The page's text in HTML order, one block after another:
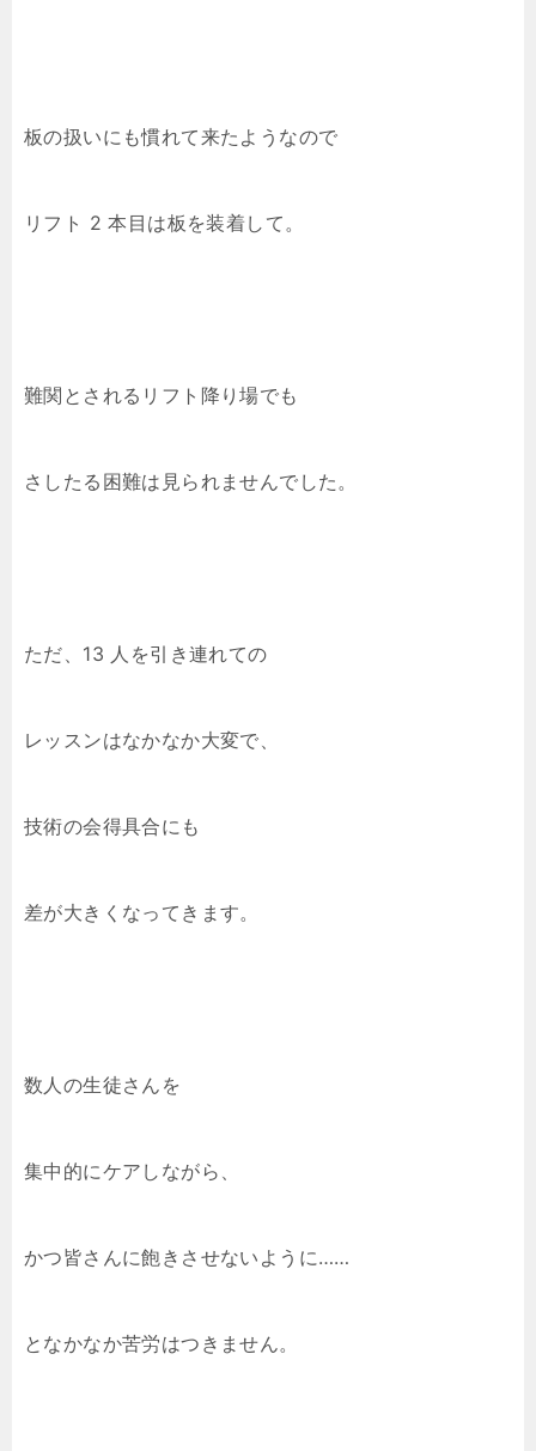
板の扱いにも慣れて来たようなので
リフト 2 本目は板を装着して。
難関とされるリフト降り場でも
さしたる困難は見られませんでした。
ただ、13 人を引き連れての
レッスンはなかなか大変で、
技術の会得具合にも
差が大きくなってきます。
数人の生徒さんを
集中的にケアしながら、
かつ皆さんに飽きさせないように……
となかなか苦労はつきません。